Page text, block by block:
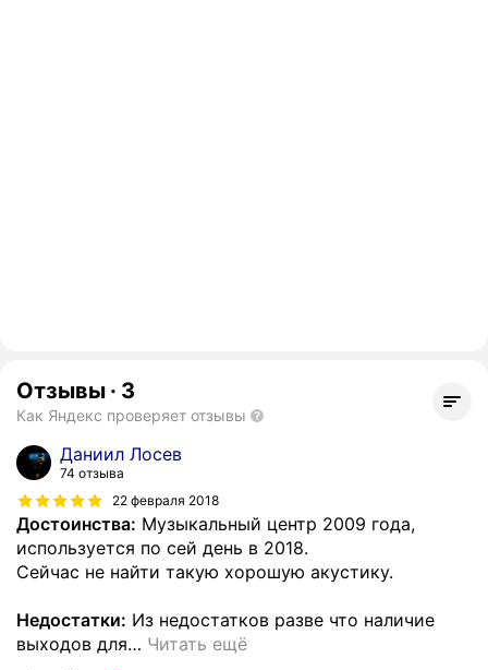
Отзывы · 3
Как Яндекс проверяет отзывы
Даниил Лосев
74 отзыва
22 февраля 2018
Достоинства: Музыкальный центр 2009 года,
используется по сей день в 2018.
Сейчас не найти такую хорошую акустику.
Недостатки: Из недостатков разве что наличие
выходов для… Читать ещё